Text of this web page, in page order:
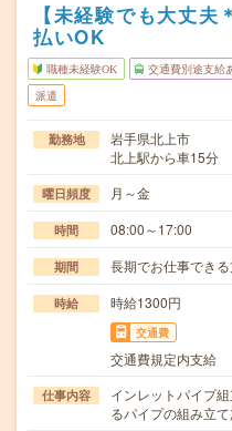
【未経験でも大丈
払いOK
職種未経験OK 交通費別途支給
派遣
勤務地
岩手県北上市
北上駅から車15分
曜日頻度 月～金
時間 08:00～17:00
期間 長期でお仕事できる
時給 時給1300円
交通費
交通費規定内支給
仕事内容
インレットパイプ
るパイプの組み立